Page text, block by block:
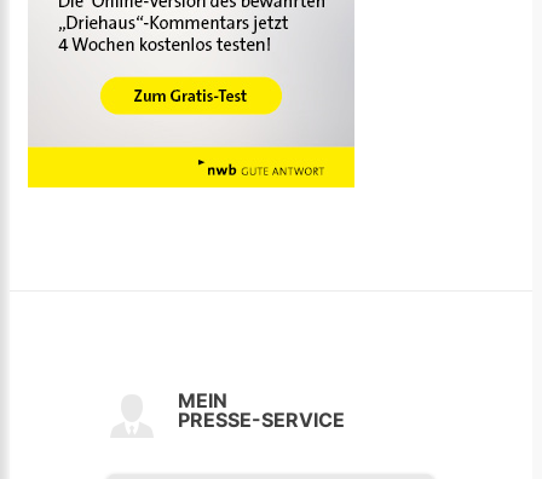
MEIN
PRESSE-SERVICE